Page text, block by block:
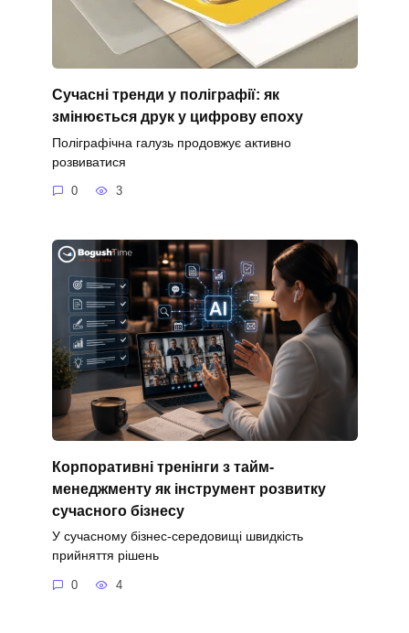
Сучасні тренди у поліграфії: як
змінюється друк у цифрову епоху
Поліграфічна галузь продовжує активно
розвиватися
0 3
Корпоративні тренінги з тайм-
менеджменту як інструмент розвитку
сучасного бізнесу
У сучасному бізнес-середовищі швидкість
прийняття рішень
0 4